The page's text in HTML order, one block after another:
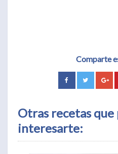
Comparte
Otras recetas que
interesarte: